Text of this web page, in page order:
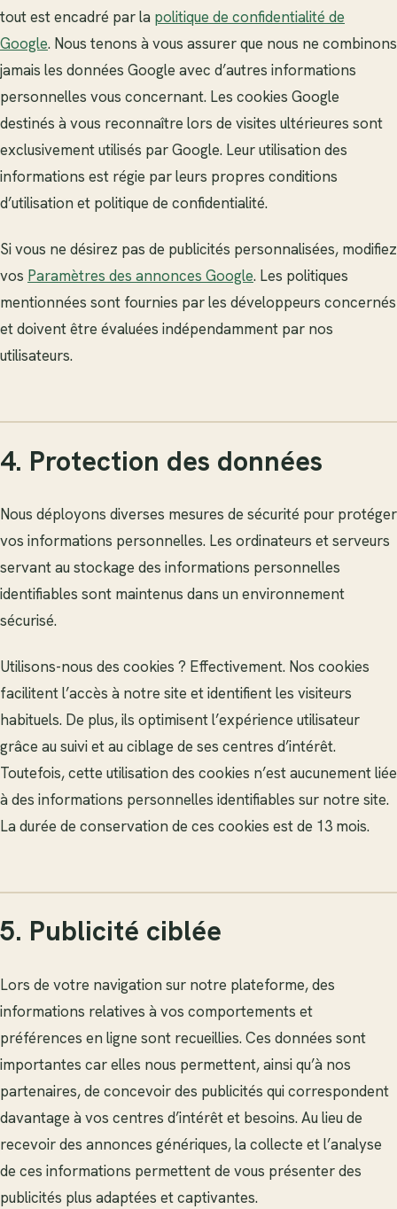
tout est encadré par la politique de confidentialité de
Google. Nous tenons à vous assurer que nous ne combinons
jamais les données Google avec d’autres informations
personnelles vous concernant. Les cookies Google
destinés à vous reconnaître lors de visites ultérieures sont
exclusivement utilisés par Google. Leur utilisation des
informations est régie par leurs propres conditions
d’utilisation et politique de confidentialité.
Si vous ne désirez pas de publicités personnalisées, modifiez
vos Paramètres des annonces Google. Les politiques
mentionnées sont fournies par les développeurs concernés
et doivent être évaluées indépendamment par nos
utilisateurs.
4. Protection des données
Nous déployons diverses mesures de sécurité pour protéger
vos informations personnelles. Les ordinateurs et serveurs
servant au stockage des informations personnelles
identifiables sont maintenus dans un environnement
sécurisé.
Utilisons-nous des cookies ? Effectivement. Nos cookies
facilitent l’accès à notre site et identifient les visiteurs
habituels. De plus, ils optimisent l’expérience utilisateur
grâce au suivi et au ciblage de ses centres d’intérêt.
Toutefois, cette utilisation des cookies n’est aucunement liée
à des informations personnelles identifiables sur notre site.
La durée de conservation de ces cookies est de 13 mois.
5. Publicité ciblée
Lors de votre navigation sur notre plateforme, des
informations relatives à vos comportements et
préférences en ligne sont recueillies. Ces données sont
importantes car elles nous permettent, ainsi qu’à nos
partenaires, de concevoir des publicités qui correspondent
davantage à vos centres d’intérêt et besoins. Au lieu de
recevoir des annonces génériques, la collecte et l’analyse
de ces informations permettent de vous présenter des
publicités plus adaptées et captivantes.